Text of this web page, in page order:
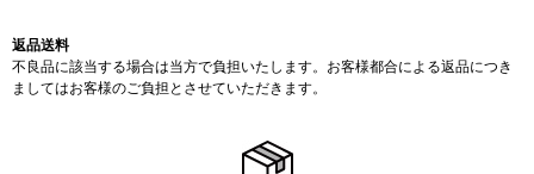
返品送料
不良品に該当する場合は当方で負担いたします。お客様都合による返品につき
ましてはお客様のご負担とさせていただきます。